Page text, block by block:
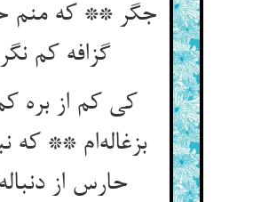
جگر ** که منم
گزافه کم نگر
کی کم از بره
بزغاله‌ام ** که
حارس از